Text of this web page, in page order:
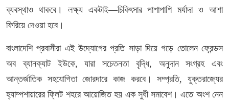
ব্যবস্থাও থাকবে। লক্ষ্য একটাই—চিকিৎসার পাশাপাশি মর্যাদা ও আশা
ফিরিয়ে দেওয়া হবে।
বাংলাদেশি প্রবাসীরা এই উদ্যোগের প্রতি সাড়া দিয়ে গড়ে তোলেন ফ্রেন্ডস
অব ব্যানক্যাট ইউকে, যারা সচেতনতা বৃদ্ধি, অনুদান সংগ্রহ এবং
আন্তর্জাতিক সহযোগিতা জোরদারে কাজ করবে। সম্প্রতি, যুক্তরাজ্যের
হ্যাম্পশায়ারের ফ্লিট শহরে আয়োজিত হয় এক সুধী সমাবেশ। এতে অংশ নেন